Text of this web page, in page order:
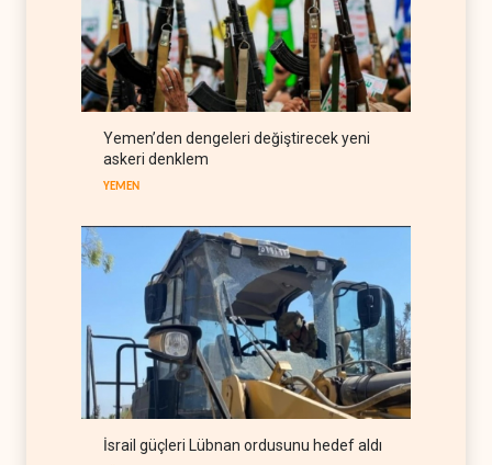
İsrail ordusunda helikopter
krizi
İSRAİL 07 Ağustos 2026
yerine askeri üs projesi
Yemen’den dengeleri değiştirecek yeni
askeri denklem
YEMEN
İsrail güçleri Lübnan ordusunu hedef aldı